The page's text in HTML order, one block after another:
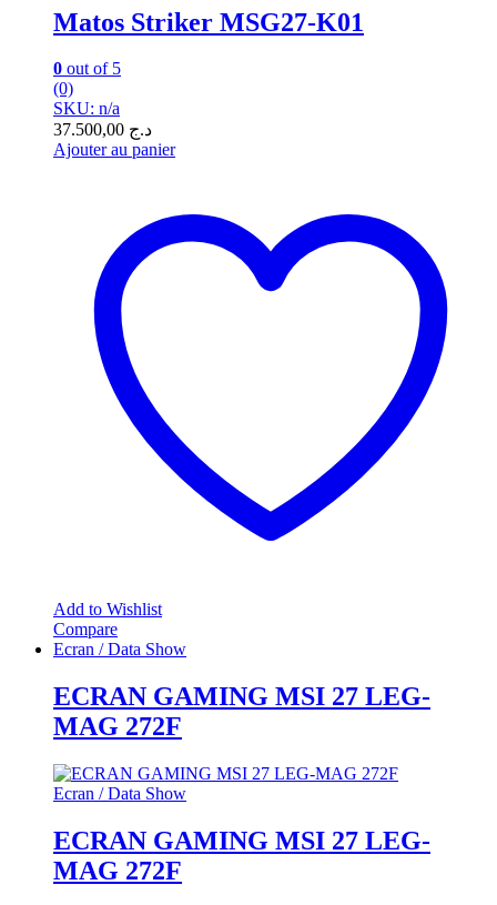
Matos Striker MSG27-K01
0 out of 5
(0)
SKU: n/a
د.ج
Ajouter au panier
Add to Wishlist
Compare
Ecran / Data Show
ECRAN GAMING MSI 27 LEG-
MAG 272F
Ecran / Data Show
ECRAN GAMING MSI 27 LEG-
MAG 272F